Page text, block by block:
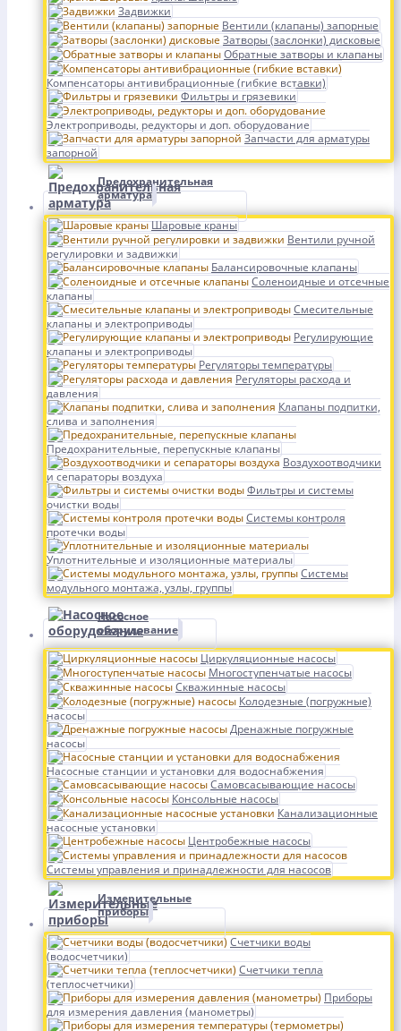
Задвижки
Вентили (клапаны) запорные
Затворы (заслонки) дисковые
Обратные затворы и клапаны
Компенсаторы антивибрационные (гибкие вставки)
Фильтры и грязевики
Электроприводы, редукторы и доп. оборудование
Запчасти для арматуры
запорной
Предохранительная
арматура
Шаровые краны
Вентили ручной
регулировки и задвижки
Балансировочные клапаны
Соленоидные и отсечные
клапаны
Смесительные
клапаны и электроприводы
Регулирующие
клапаны и электроприводы
Регуляторы температуры
Регуляторы расхода и
давления
Клапаны подпитки,
слива и заполнения
Предохранительные, перепускные клапаны
Воздухоотводчики
и сепараторы воздуха
Фильтры и системы
очистки воды
Системы контроля
протечки воды
Уплотнительные и изоляционные материалы
Системы
модульного монтажа, узлы, группы
Насосное
оборудование
Циркуляционные насосы
Многоступенчатые насосы
Скважинные насосы
Колодезные (погружные)
насосы
Дренажные погружные
насосы
Насосные станции и установки для водоснабжения
Самовсасывающие насосы
Консольные насосы
Канализационные
насосные установки
Центробежные насосы
Системы управления и принадлежности для насосов
Измерительные
приборы
Счетчики воды
(водосчетчики)
Счетчики тепла
(теплосчетчики)
Приборы
для измерения давления (манометры)